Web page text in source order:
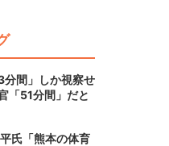
分間」しか視察せ
「51分間」だと
氏「熊本の体育